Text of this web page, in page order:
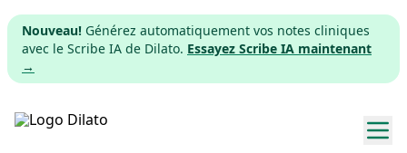
Nouveau! Générez automatiquement vos notes cliniques
avec le Scribe IA de Dilato. Essayez Scribe IA maintenant
→